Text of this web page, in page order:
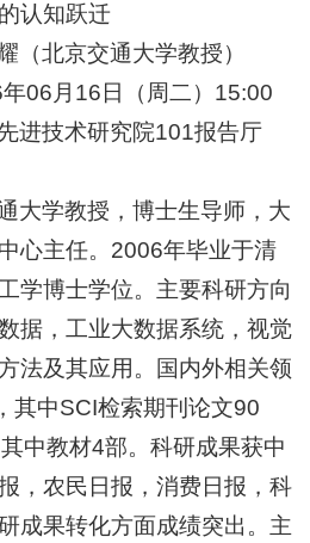
认知跃迁
（北京交通大学教授）
06月16日（周二）15:00
进技术研究院101报告厅
大学教授，博士生导师，大
心主任。2006年毕业于清
学博士学位。主要科研方向
据，工业大数据系统，视觉
法及其应用。国内外相关领
其中SCI检索期刊论文90
中教材4部。科研成果获中
，农民日报，消费日报，科
成果转化方面成绩突出。主